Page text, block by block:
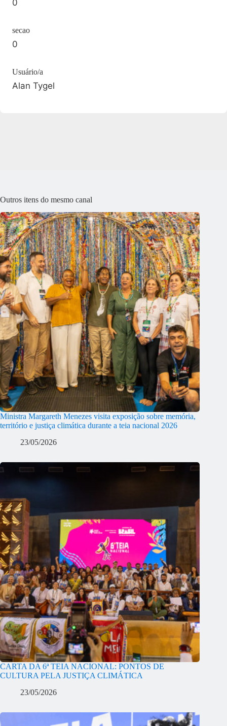
0
secao
0
Usuário/a
Alan Tygel
Outros itens do mesmo canal
Ministra Margareth Menezes visita exposição sobre memória,
território e justiça climática durante a teia nacional 2026
23/05/2026
CARTA DA 6ª TEIA NACIONAL: PONTOS DE
CULTURA PELA JUSTIÇA CLIMÁTICA
23/05/2026